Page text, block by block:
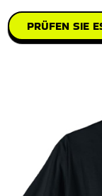
PRÜFEN SIE